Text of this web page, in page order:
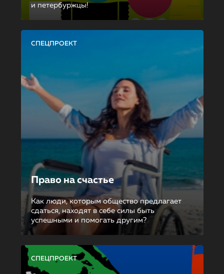
и петербуржцы!
СПЕЦПРОЕКТ
Право на счастье
Как люди, которым общество предлагает
сдаться, находят в себе силы быть
успешными и помогать другим?
СПЕЦПРОЕКТ